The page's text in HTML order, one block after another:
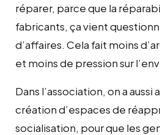
réparer, parce que la
fabricants, ça vient
d’affaires. Cela fait moins
et moins de pression sur
Dans l’association, on a aussi
création d’espaces de
socialisation, pour que les